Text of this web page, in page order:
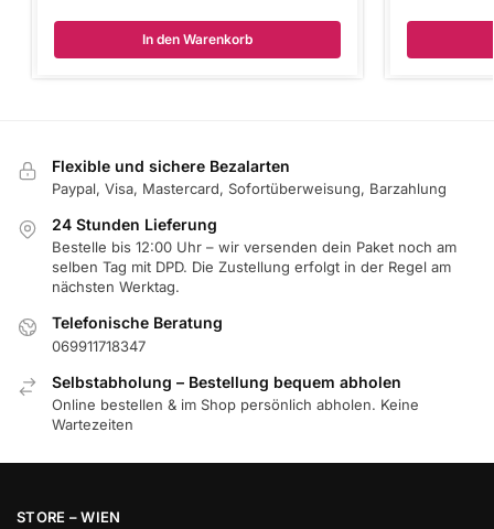
In den Warenkorb
Flexible und sichere Bezalarten
Paypal, Visa, Mastercard, Sofortüberweisung, Barzahlung
24 Stunden Lieferung
Bestelle bis 12:00 Uhr – wir versenden dein Paket noch am
selben Tag mit DPD. Die Zustellung erfolgt in der Regel am
nächsten Werktag.
Telefonische Beratung
069911718347
Selbstabholung – Bestellung bequem abholen
Online bestellen & im Shop persönlich abholen. Keine
Wartezeiten
STORE – WIEN